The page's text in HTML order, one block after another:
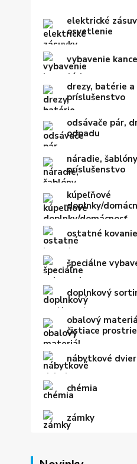
elektrické
osvetlenie
vybavenie
drezy, batérie a
príslušenstvo
odsávače pár,
odpadu
náradie,
príslušenstvo
kúpeľňové
doplnky/
ostatné kovanie
špeciálne
doplnkový
obalový
čistiace
nábytkové
chémia
zámky